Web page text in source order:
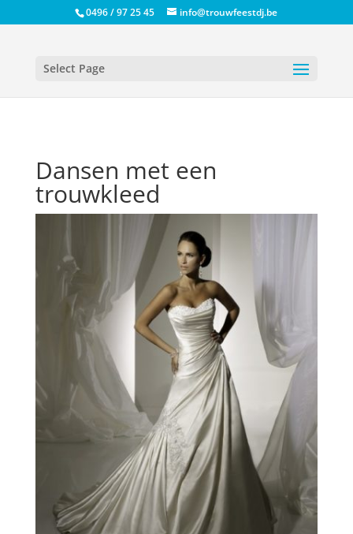
0496 / 97 25 45 info@trouwfeestdj.be
Select Page
Dansen met een
trouwkleed